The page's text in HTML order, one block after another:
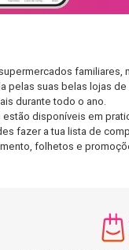
familiares,
suas belas lojas de
durante todo o ano.
disponíveis em
fazer a tua lista de
folhetos e